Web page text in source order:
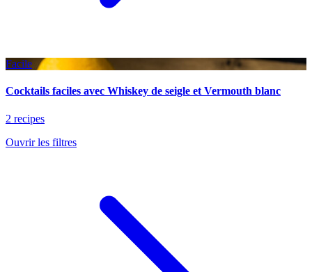
Facile
Cocktails faciles avec Whiskey de seigle et Vermouth blanc
2 recipes
Ouvrir les filtres